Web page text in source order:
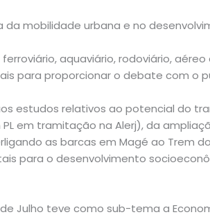
mobilidade urbana e no
aquaviário, rodoviário, aéreo
para proporcionar o debate com o
estudos relativos ao potencial do
em tramitação na Alerj), da
as barcas em Magé ao Trem
para o desenvolvimento
Julho teve como sub-tema a